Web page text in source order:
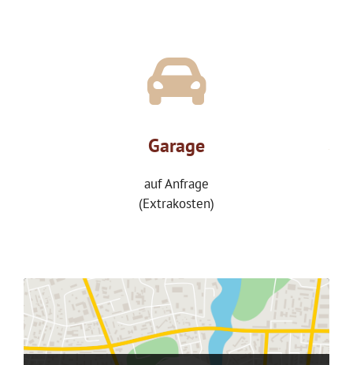
Garage
auf Anfrage
(Extrakosten)